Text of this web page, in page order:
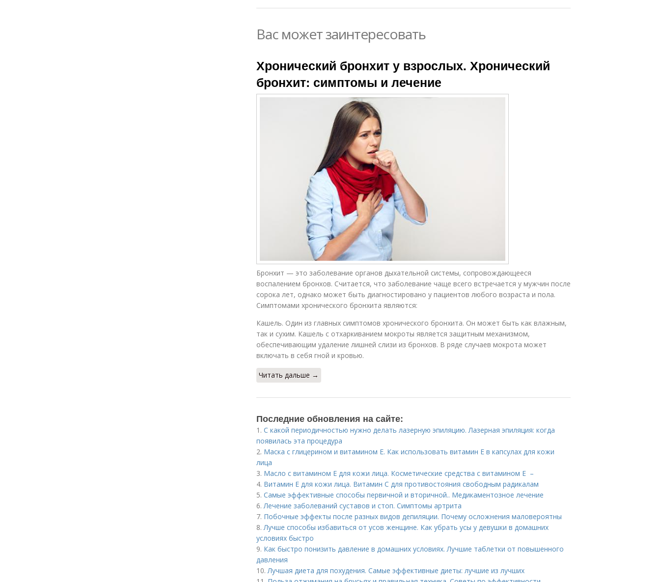
Вас может заинтересовать
Хронический бронхит у взрослых. Хронический
бронхит: симптомы и лечение
Бронхит — это заболевание органов дыхательной системы, сопровождающееся
воспалением бронхов. Считается, что заболевание чаще всего встречается у мужчин после
сорока лет, однако может быть диагностировано у пациентов любого возраста и пола.
Симптомами хронического бронхита являются:
Кашель. Один из главных симптомов хронического бронхита. Он может быть как влажным,
так и сухим. Кашель с отхаркиванием мокроты является защитным механизмом,
обеспечивающим удаление лишней слизи из бронхов. В ряде случаев мокрота может
включать в себя гной и кровью.
Читать дальше →
Последние обновления на сайте:
1. С какой периодичностью нужно делать лазерную эпиляцию. Лазерная эпиляция: когда
появилась эта процедура
2. Маска с глицерином и витамином Е. Как использовать витамин E в капсулах для кожи
лица
3. Масло с витамином Е для кожи лица. Косметические средства с витамином Е –
4. Витамин Е для кожи лица. Витамин С для противостояния свободным радикалам
5. Самые эффективные способы первичной и вторичной.. Медикаментозное лечение
6.Лечение заболеваний суставов и стоп. Симптомы артрита
7. Побочные эффекты после разных видов депиляции. Почему осложнения маловероятны
8.Лучше способы избавиться от усов женщине. Как убрать усы у девушки в домашних
условиях быстро
9. Как быстро понизить давление в домашних условиях. Лучшие таблетки от повышенного
давления
10.Лучшая диета для похудения. Самые эффективные диеты: лучшие из лучших